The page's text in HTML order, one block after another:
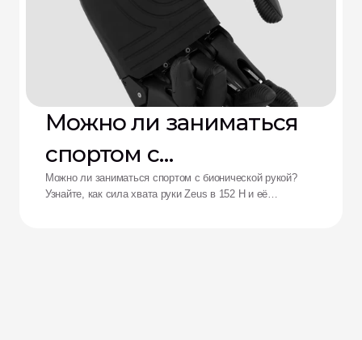
Можно ли заниматься
спортом с
бионической рукой?
Можно ли заниматься спортом с бионической рукой?
Узнайте, как сила хвата руки Zeus в 152 Н и её